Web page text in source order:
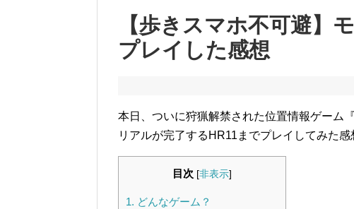
【歩きスマホ不可避】
プレイした感想
本日、ついに狩猟解禁された位置情報ゲーム『
リアルが完了するHR11までプレイしてみた感
目次 [非表示]
1. どんなゲーム？